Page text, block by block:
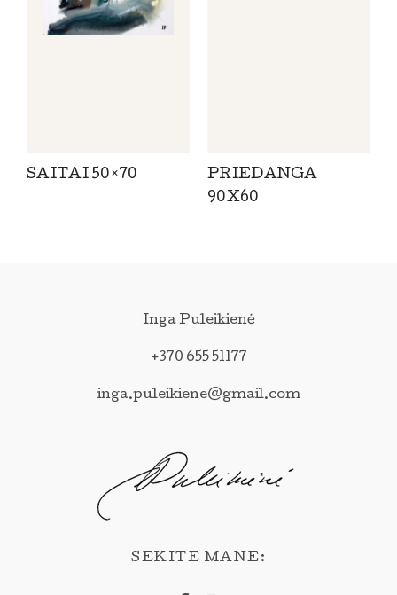
SAITAI 50×70
PRIEDANGA
90X60
Inga Puleikienė
+370 655 51177
inga.puleikiene@gmail.com
SEKITE MANE: